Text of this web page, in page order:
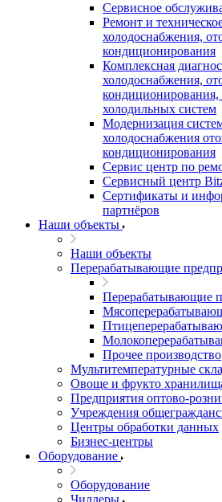
Сервисное
Ремонт и
холодоснабжения,
кондиционирования
Комплексная
холодоснабжения,
кондиционирования,
холодильных систем
Модернизация
холодоснабжения
кондиционирования
Сервис центр по
Сервисный центр
Сертификаты и
партнёров
Наши объекты
Наши объекты
Перерабатывающие
Перерабатывающие
Прочее производство
Мультитемпературные
Овоще и фрукто
Предприятия оптово-
Учреждения
Центры обработки данных
Бизнес-центры
Оборудование
Оборудование
Чиллеры